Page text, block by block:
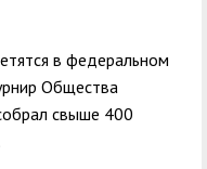
в федеральном
Общества
свыше 400